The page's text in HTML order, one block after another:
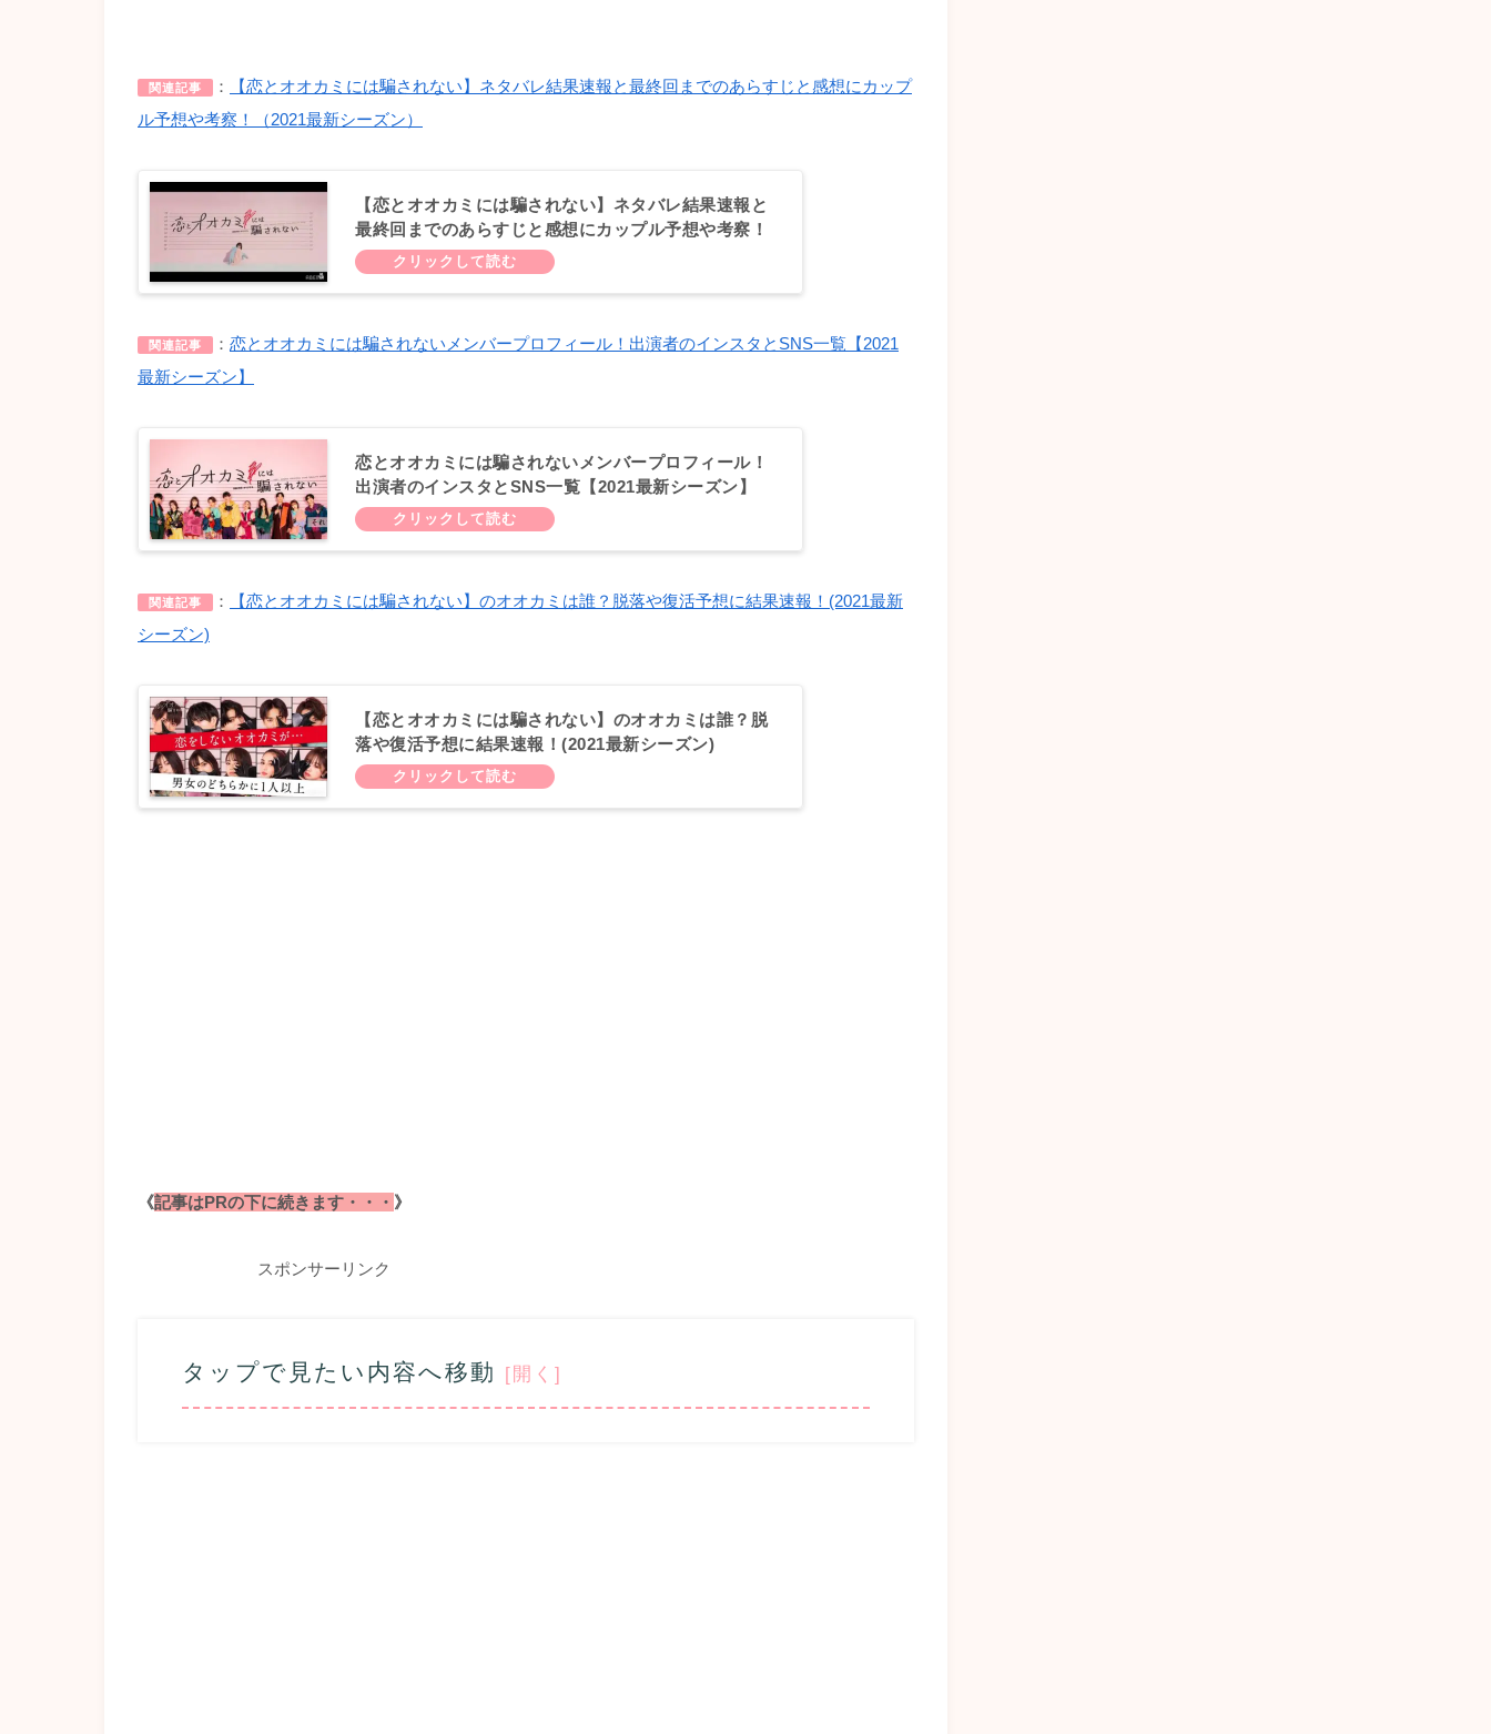
関連記事 ：
【恋とオオカミには騙されない】ネタバレ結果速報と最終回までのあらすじと感想にカップ
ル予想や考察！（2021最新シーズン）
【恋とオオカミには騙されない】ネタバレ結果速報と
最終回までのあらすじと感想にカップル予想や考察！
（2021最新シーズン）
関連記事 ： 恋とオオカミには騙されないメンバープロフィール！出演者のインスタとSNS一覧【2021
最新シーズン】
恋とオオカミには騙されないメンバープロフィール！
出演者のインスタとSNS一覧【2021最新シーズン】
関連記事 ：
【恋とオオカミには騙されない】のオオカミは誰？脱落や復活予想に結果速報！(2021最新
シーズン)
【恋とオオカミには騙されない】のオオカミは誰？脱
落や復活予想に結果速報！(2021最新シーズン)
《記事はPRの下に続きます・・・ 》
スポンサーリンク
タップで見たい内容へ移動